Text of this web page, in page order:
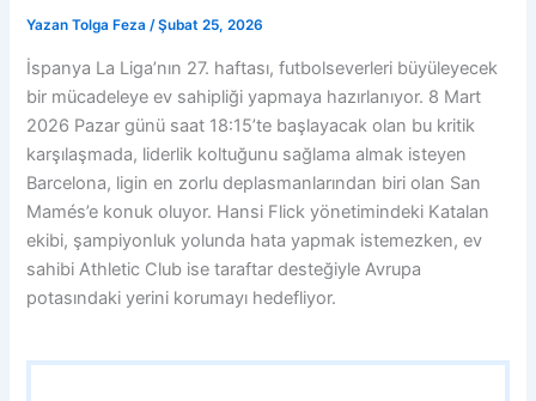
Yazan Tolga Feza/Şubat 25, 2026
İspanya La Liga’nın 27. haftası, futbolseverleri büyüleyecek
bir mücadeleye ev sahipliği yapmaya hazırlanıyor. 8 Mart
2026 Pazar günü saat 18:15’te başlayacak olan bu kritik
karşılaşmada, liderlik koltuğunu sağlama almak isteyen
Barcelona, ligin en zorlu deplasmanlarından biri olan San
Mamés’e konuk oluyor. Hansi Flick yönetimindeki Katalan
ekibi, şampiyonluk yolunda hata yapmak istemezken, ev
sahibi Athletic Club ise taraftar desteğiyle Avrupa
potasındaki yerini korumayı hedefliyor.